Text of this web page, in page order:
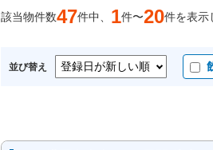
該当物件数47件中、 1件〜20件を表示
並び替え